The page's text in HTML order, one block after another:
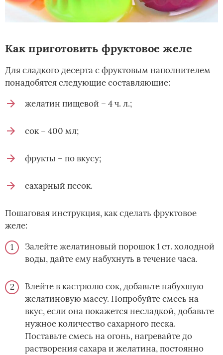
Как приготовить фруктовое желе
Для сладкого десерта с фруктовым наполнителем
понадобятся следующие составляющие:
желатин пищевой – 4 ч. л.;
сок – 400 мл;
фрукты – по вкусу;
сахарный песок.
Пошаговая инструкция, как сделать фруктовое
желе:
Залейте желатиновый порошок 1 ст. холодной
воды, дайте ему набухнуть в течение часа.
Влейте в кастрюлю сок, добавьте набухшую
желатиновую массу. Попробуйте смесь на
вкус, если она покажется несладкой, добавьте
нужное количество сахарного песка.
Поставьте смесь на огонь, нагревайте до
растворения сахара и желатина, постоянно